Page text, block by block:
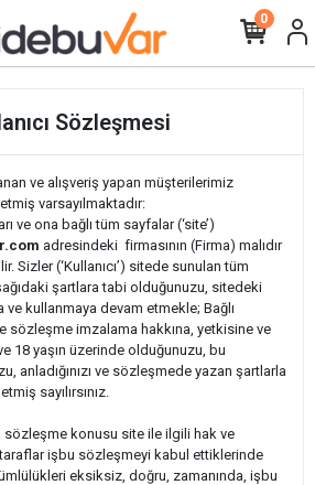
0
Sözleşmesi
ve alışveriş yapan müşterilerimiz
varsayılmaktadır:
ve ona bağlı tüm sayfalar (‘site’)
adresindeki firmasının (Firma) malıdır
Sizler (‘Kullanıcı’) sitede sunulan tüm
şartlara tabi olduğunuzu, sitedeki
kullanmaya devam etmekle; Bağlı
sözleşme imzalama hakkına, yetkisine ve
18 yaşın üzerinde olduğunuzu, bu
anladığınızı ve sözleşmede yazan şartlarla
sayılırsınız.
konusu site ile ilgili hak ve
işbu sözleşmeyi kabul ettiklerinde
eksiksiz, doğru, zamanında, işbu